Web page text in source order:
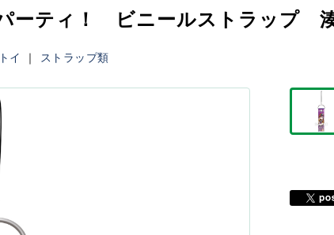
ーティ！ ビニールストラップ 湊
イ ｜ ストラップ類